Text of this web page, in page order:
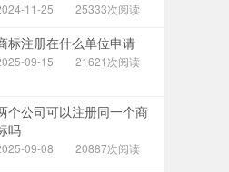
11-25 25333次阅读
标注册在什么单位申请
09-15 21621次阅读
个公司可以注册同一个商
吗
09-08 20887次阅读